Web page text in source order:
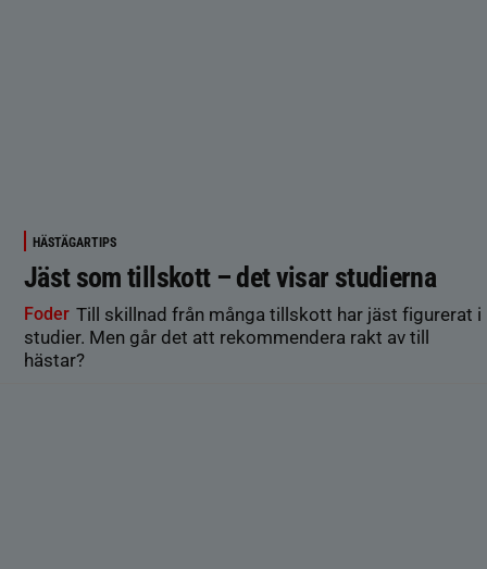
HÄSTÄGARTIPS
Jäst som tillskott – det visar studierna
Foder Till skillnad från många tillskott har jäst figurerat i
studier. Men går det att rekommendera rakt av till
hästar?